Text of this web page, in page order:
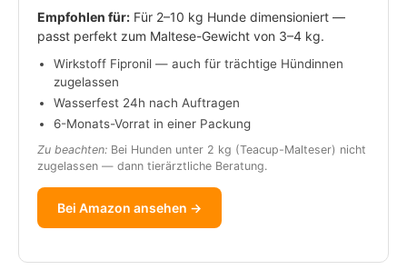
Empfohlen für: Für 2–10 kg Hunde dimensioniert —
passt perfekt zum Maltese-Gewicht von 3–4 kg.
Wirkstoff Fipronil — auch für trächtige Hündinnen
zugelassen
Wasserfest 24h nach Auftragen
6-Monats-Vorrat in einer Packung
Zu beachten: Bei Hunden unter 2 kg (Teacup-Malteser) nicht
zugelassen — dann tierärztliche Beratung.
Bei Amazon ansehen →